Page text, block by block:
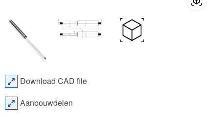
Download CAD file
Aanbouwdelen